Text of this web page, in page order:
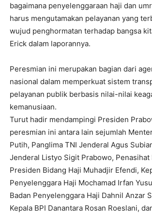
bagaimana penyelenggaraan haji dan
harus mengutamakan pelayanan yang
wujud penghormatan terhadap bangsa
Erick dalam laporannya.
Peresmian ini merupakan bagian dari
nasional dalam memperkuat sistem
pelayanan publik berbasis nilai-nilai
kemanusiaan.
Turut hadir mendampingi Presiden
peresmian ini antara lain sejumlah
Putih, Panglima TNI Jenderal Agus
Jenderal Listyo Sigit Prabowo, Penasihat
Presiden Bidang Haji Muhadjir Efendi,
Penyelenggara Haji Mochamad Irfan
Badan Penyelenggara Haji Dahnil Anzar
Kepala BPI Danantara Rosan Roeslani,